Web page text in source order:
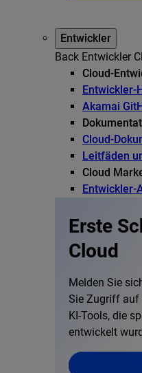
Entwickler
Back Entwickler
Cloud-
Entwickler-
Akamai
Cloud-
Leitfäden
Cloud
Entwickler-
Erste
Cloud
Melden Sie
Sie Zugriff auf
KI-Tools, die
entwickelt